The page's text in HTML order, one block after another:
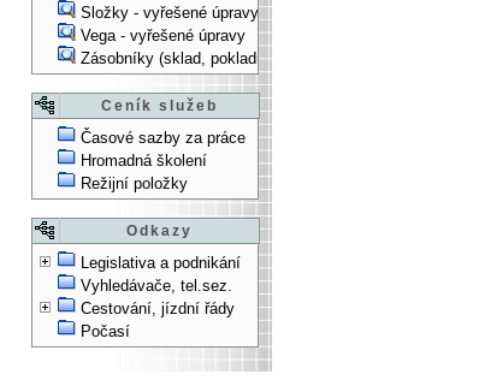
Složky - vyřešené úpravy
Vega - vyřešené úpravy
Zásobníky (sklad, pokladna, bank. účet) - vyřešené
Ceník služeb
Časové sazby za práce
Hromadná školení
Režijní položky
Odkazy
Legislativa a podnikání
Vyhledávače, tel.sez.
Cestování, jízdní řády
Počasí